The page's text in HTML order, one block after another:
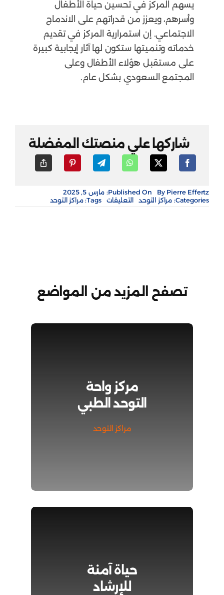
يسهم المركز في تحسين حياة الأطفال
وأسرهم، ويعزز من قدراتهم على الاندماج
الاجتماعي. إن استمرارية المركز في تقديم
خدماته وتنميتها ستكون لها آثار إيجابية كبيرة
على مستقبل هؤلاء الأطفال وعلى
المجتمع السعودي بشكل عام.
شاركها علي منصتك المفضلة
By Pierre Effertz
Published On: مارس 5, 2025
Categories: مراكز التوحد التعليقاتعلى
مركز
Tags: مراكز التوحد
تصفح المزيد من المواضع
مركز واحة
التوحد الطبي
مراكز التوحد
حياة آمنة
للإرشاد